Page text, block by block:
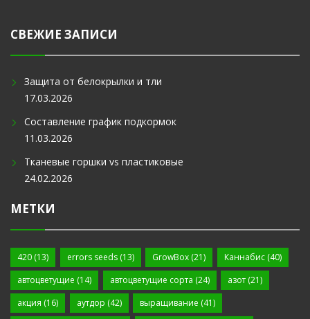
СВЕЖИЕ ЗАПИСИ
Защита от белокрылки и тли
17.03.2026
Составление график подкормок
11.03.2026
Тканевые горшки vs пластиковые
24.02.2026
МЕТКИ
420 (13) errors seeds(13) GrowBox (21) Каннабис(40)
автоцветущие (14) автоцветущие сорта (24) азот (21)
акция (16) аутдор (42) выращивание (41)